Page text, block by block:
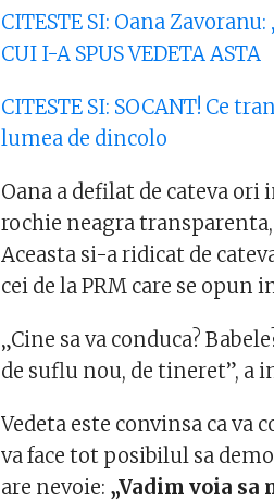
CITESTE SI: Oana
CUI I-A SPUS VEDETA ASTA
CITESTE SI: SOCANT! Ce
lumea de dincolo
Oana a defilat de cateva
rochie neagra
Aceasta si-a ridicat de
cei de la PRM care se opun
„Cine sa va conduca?
de suflu nou, de tineret”, a
Vedeta este convinsa ca va
va face tot posibilul sa
are nevoie: „Vadim voia sa